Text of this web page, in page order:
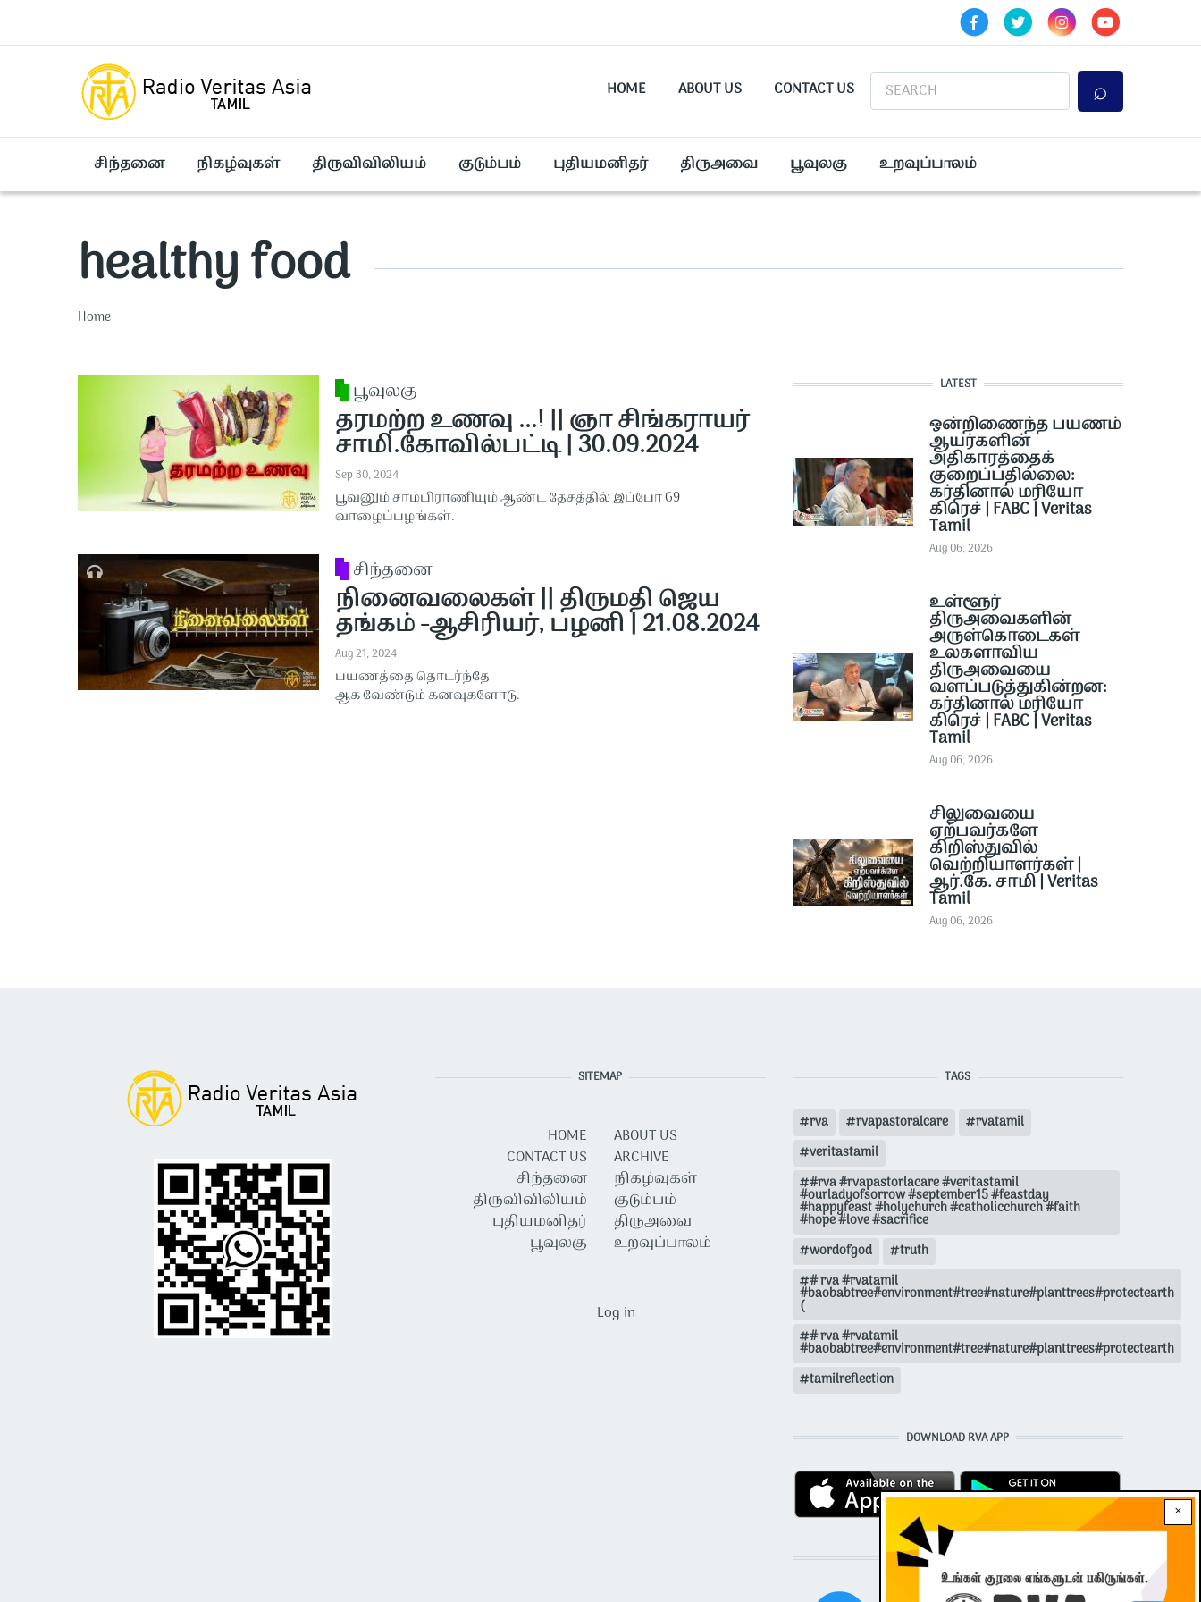
HOME ABOUT US CONTACT US Search
சிந்தனை நிகழ்வுகள் திருவிவிலியம் குடும்பம் புதியமனிதர் திருஅவை பூவுலகு உறவுப்பாலம்
healthy food
Breadcrumb
Home
பூவுலகு
தரமற்ற உணவு ...! || ஞா சிங்கராயர்
சாமி.கோவில்பட்டி | 30.09.2024
Sep 30, 2024
பூவனும் சாம்பிராணியும் ஆண்ட தேசத்தில் இப்போ G9
வாழைப்பழங்கள்.
சிந்தனை
நினைவலைகள் || திருமதி ஜெய
தங்கம் -ஆசிரியர், பழனி | 21.08.2024
Aug 21, 2024
பயணத்தை தொடர்ந்தே
ஆக வேண்டும் கனவுகளோடு.
LATEST
ஒன்றிணைந்த பயணம்
ஆயர்களின்
அதிகாரத்தைக்
குறைப்பதில்லை:
கர்தினால் மரியோ
கிரெச் | FABC | Veritas
Tamil
Aug 06, 2026
உள்ளூர்
திருஅவைகளின்
அருள்கொடைகள்
உலகளாவிய
திருஅவையை
வளப்படுத்துகின்றன:
கர்தினால் மரியோ
கிரெச் | FABC | Veritas
Tamil
Aug 06, 2026
சிலுவையை
ஏற்பவர்களே
கிறிஸ்துவில்
வெற்றியாளர்கள் |
ஆர்.கே. சாமி | Veritas
Tamil
Aug 06, 2026
×
SITEMAP
HOME
CONTACT US
சிந்தனை
திருவிவிலியம்
புதியமனிதர்
பூவுலகு
ABOUT US
ARCHIVE
நிகழ்வுகள்
குடும்பம்
திருஅவை
உறவுப்பாலம்
Log in
TAGS
rva rvapastoralcare
rvatamil
veritastamil
#rva #rvapastorlacare #veritastamil
#ourladyofsorrow #september15 #feastday
#happyfeast #holychurch #catholicchurch #faith
#hope #love #sacrifice
wordofgod
truth
# rva #rvatamil
#baobabtree#environment#tree#nature#planttrees#protectearth
(
# rva #rvatamil
#baobabtree#environment#tree#nature#planttrees#protectearth
tamilreflection
DOWNLOAD RVA APP
STAY CONNECTED WITH US!